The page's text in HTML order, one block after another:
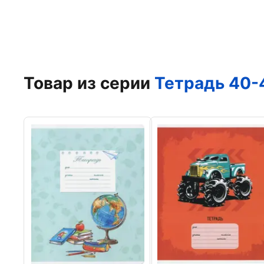
Товар из серии Тетрадь